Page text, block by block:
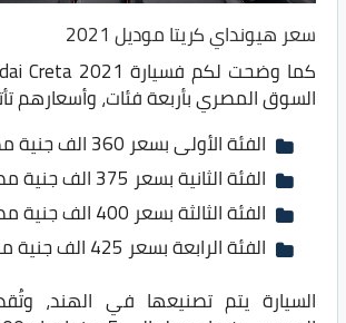
سعر هيونداي كريتا موديل 2021
السوق المصري بأربعة فئات، وأسعارهم
الفئة الأولى بسعر 360 الف جنية مصري
الفئة الثانية بسعر 375 الف جنية مصري
الفئة الثالثة بسعر 400 الف جنية مصري
الفئة الرابعة بسعر 425 الف جنية مصري
السيارة يتم تصنيعها في الهند،